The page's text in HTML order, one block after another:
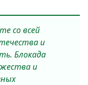
со всей
и
Блокада
и